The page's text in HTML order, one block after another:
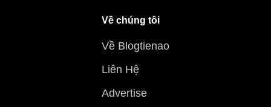
Về chúng tôi
Về Blogtienao
Liên Hệ
Advertise